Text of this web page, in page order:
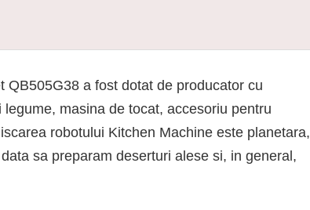
QB505G38 a fost dotat de producator cu
masina de tocat, accesoriu pentru
robotului Kitchen Machine este planetara,
sa preparam deserturi alese si, in general,